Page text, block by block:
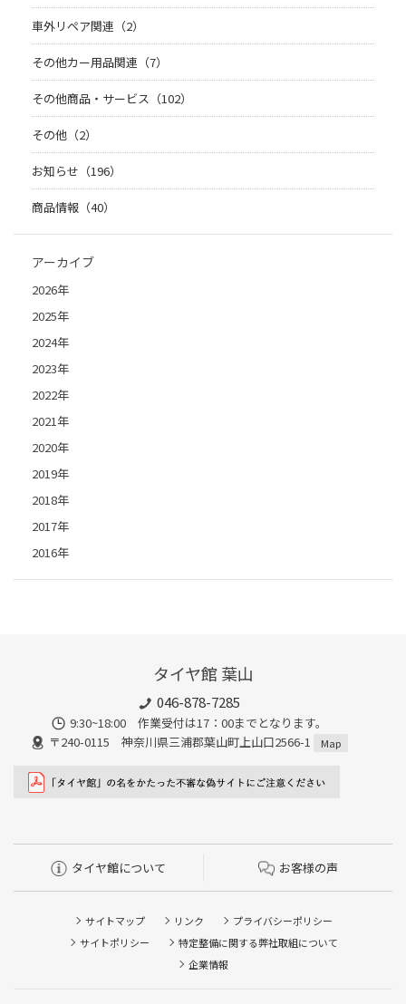
車外リペア関連（2）
その他カー用品関連（7）
その他商品・サービス（102）
その他（2）
お知らせ（196）
商品情報（40）
アーカイブ
2026年
2025年
2024年
2023年
2022年
2021年
2020年
2019年
2018年
2017年
2016年
タイヤ館 葉山
046-878-7285
9:30~18:00 作業受付は17：00までとなります。
〒240-0115 神奈川県三浦郡葉山町上山口2566-1
Map
タイヤ館について お客様の声
サイトマップ リンク
プライバシーポリシー
サイトポリシー
特定整備に関する弊社取組について
企業情報